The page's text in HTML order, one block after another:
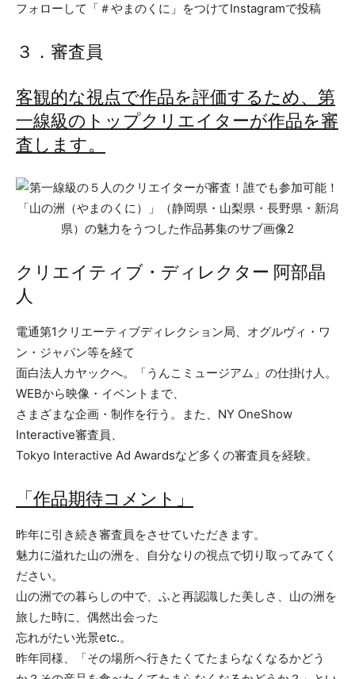
フォローして「＃やまのくに」をつけてInstagramで投稿
３．審査員
客観的な視点で作品を評価するため、第
一線級のトップクリエイターが作品を審
査します。
クリエイティブ・ディレクター 阿部晶
人
電通第1クリエーティブディレクション局、オグルヴィ・ワ
ン・ジャパン等を経て
面白法人カヤックへ。「うんこミュージアム」の仕掛け人。
WEBから映像・イベントまで、
さまざまな企画・制作を行う。また、NY OneShow
Interactive審査員、
Tokyo Interactive Ad Awardsなど多くの審査員を経験。
「作品期待コメント」
昨年に引き続き審査員をさせていただきます。
魅力に溢れた山の洲を、自分なりの視点で切り取ってみてく
ださい。
山の洲での暮らしの中で、ふと再認識した美しさ、山の洲を
旅した時に、偶然出会った
忘れがたい光景etc.。
昨年同様、「その場所へ行きたくてたまらなくなるかどう